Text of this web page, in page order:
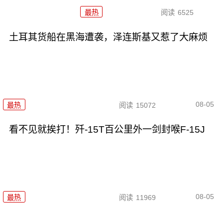
最热 阅读 6525
土耳其货船在黑海遭袭，泽连斯基又惹了大麻烦
最热 阅读 15072 08-05
看不见就挨打！歼-15T百公里外一剑封喉F-15J
最热 阅读 11969 08-05